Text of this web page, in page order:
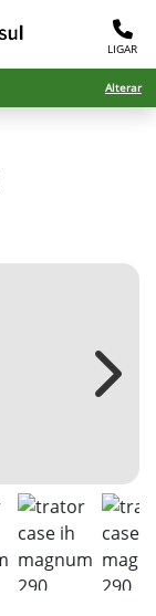
LIGAR
Alterar
Next